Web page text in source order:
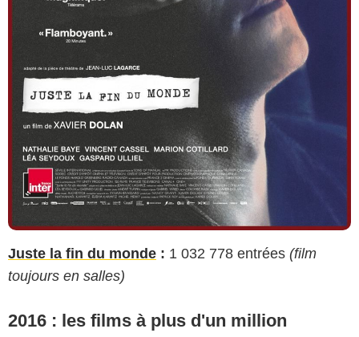
Juste la fin du monde : 1 032 778 entrées (film
toujours en salles)
2016 : les films à plus d'un million